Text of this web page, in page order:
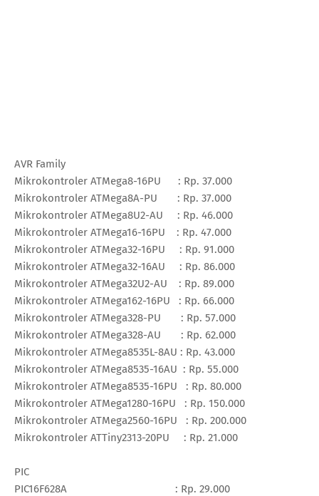
AVR Family
Mikrokontroler ATMega8-16PU : Rp. 37.000
Mikrokontroler ATMega8A-PU : Rp. 37.000
Mikrokontroler ATMega8U2-AU : Rp. 46.000
Mikrokontroler ATMega16-16PU : Rp. 47.000
Mikrokontroler ATMega32-16PU : Rp. 91.000
Mikrokontroler ATMega32-16AU : Rp. 86.000
Mikrokontroler ATMega32U2-AU : Rp. 89.000
Mikrokontroler ATMega162-16PU : Rp. 66.000
Mikrokontroler ATMega328-PU : Rp. 57.000
Mikrokontroler ATMega328-AU : Rp. 62.000
Mikrokontroler ATMega8535L-8AU : Rp. 43.000
Mikrokontroler ATMega8535-16AU : Rp. 55.000
Mikrokontroler ATMega8535-16PU : Rp. 80.000
Mikrokontroler ATMega1280-16PU : Rp. 150.000
Mikrokontroler ATMega2560-16PU : Rp. 200.000
Mikrokontroler ATTiny2313-20PU : Rp. 21.000
PIC
PIC16F628A : Rp. 29.000